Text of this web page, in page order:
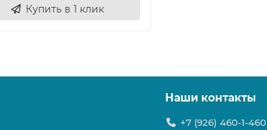
Купить в 1 клик
Наши контакты
+7 (926) 460-1-460